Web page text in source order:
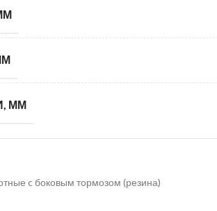
ММ
c боковым тормозом (резина)